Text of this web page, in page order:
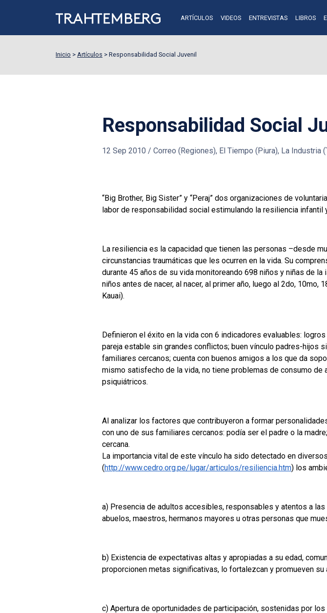
ARTÍCULOS VIDEOS ENTREVISTAS LIBROS
Inicio > Artículos > Responsabilidad Social Juvenil
Responsabilidad Social
12 Sep 2010 / Correo (Regiones), El Tiempo (Piura), La Industria
“Big Brother, Big Sister” y “Peraj” dos organizaciones de
labor de responsabilidad social estimulando la resiliencia infantil
La resiliencia es la capacidad que tienen las personas –desde
circunstancias traumáticas que les ocurren en la vida. Su
durante 45 años de su vida monitoreando 698 niños y niñas de
niños antes de nacer, al nacer, al primer año, luego al 2do,
Kauai).
Definieron el éxito en la vida con 6 indicadores evaluables:
pareja estable sin grandes conflictos; buen vínculo padres-hijos
familiares cercanos; cuenta con buenos amigos a los que da
mismo satisfecho de la vida, no tiene problemas de consumo
psiquiátricos.
Al analizar los factores que contribuyeron a formar
con uno de sus familiares cercanos: podía ser el padre o la
cercana.
La importancia vital de este vínculo ha sido detectado en
(http://www.cedro.org.pe/lugar/articulos/resiliencia.htm) los
a) Presencia de adultos accesibles, responsables y atentos a
abuelos, maestros, hermanos mayores u otras personas que
b) Existencia de expectativas altas y apropiadas a su edad,
proporcionen metas significativas, lo fortalezcan y promueven
c) Apertura de oportunidades de participación, sostenidas por